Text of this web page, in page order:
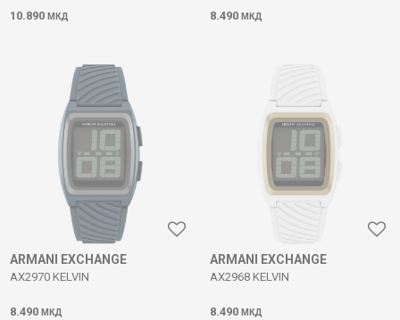
10.890 МКД 8.490 МКД
ARMANI EXCHANGE
AX2970 KELVIN
8.490 МКД
ARMANI EXCHANGE
AX2968 KELVIN
8.490 МКД